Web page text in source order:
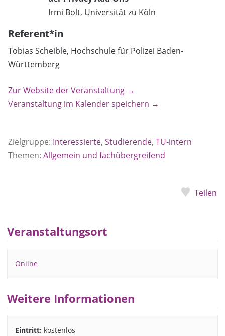
Irmi Bolt, Universität zu Köln
Referent*in
Tobias Scheible, Hochschule für Polizei Baden-
Württemberg
Zur Website der Veranstaltung →
Veranstaltung im Kalender speichern →
Zielgruppe: Interessierte, Studierende, TU-intern
Themen: Allgemein und fachübergreifend
Teilen
Veranstaltungsort
Online
Weitere Informationen
Eintritt: kostenlos